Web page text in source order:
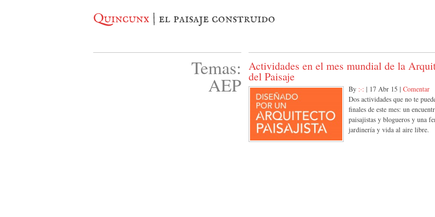
Quincunx | el paisaje construido
Temas:
AEP
Actividades en el mes mundial de la
del Paisaje
By :·: | 17 Abr 15 | Comentar
Dos actividades que no te
finales de este mes: un
paisajistas y blogueros y una
jardinería y vida al aire libre.